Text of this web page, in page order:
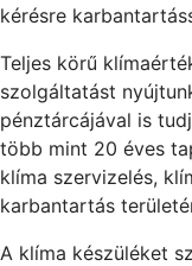
kérésre
Teljes körű
szolgáltatást
pénztárcájával is
több mint 20 éves
klíma szervizelés,
karbantartás
A klíma készüléket